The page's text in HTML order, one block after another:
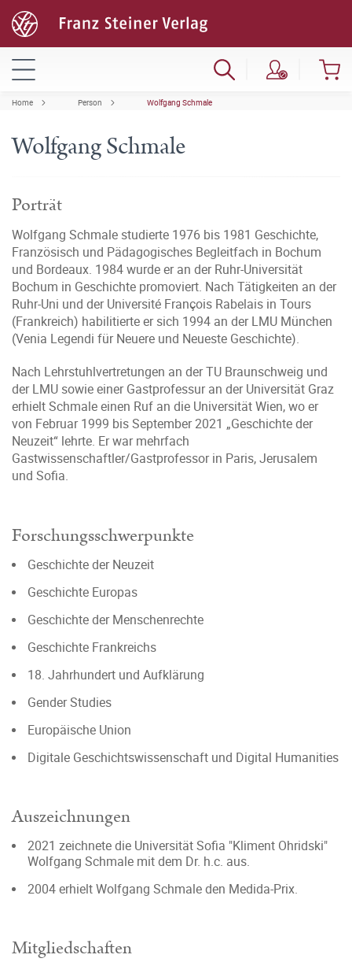
Home Person Wolfgang Schmale
Wolfgang Schmale
Porträt
Wolfgang Schmale studierte 1976 bis 1981 Geschichte,
Französisch und Pädagogisches Begleitfach in Bochum
und Bordeaux. 1984 wurde er an der Ruhr-Universität
Bochum in Geschichte promoviert. Nach Tätigkeiten an der
Ruhr-Uni und der Université François Rabelais in Tours
(Frankreich) habilitierte er sich 1994 an der LMU München
(Venia Legendi für Neuere und Neueste Geschichte).
Nach Lehrstuhlvertretungen an der TU Braunschweig und
der LMU sowie einer Gastprofessur an der Universität Graz
erhielt Schmale einen Ruf an die Universität Wien, wo er
von Februar 1999 bis September 2021 „Geschichte der
Neuzeit“ lehrte. Er war mehrfach
Gastwissenschaftler/Gastprofessor in Paris, Jerusalem
und Sofia.
Forschungsschwerpunkte
Geschichte der Neuzeit
Geschichte Europas
Geschichte der Menschenrechte
Geschichte Frankreichs
18. Jahrhundert und Aufklärung
Gender Studies
Europäische Union
Digitale Geschichtswissenschaft und Digital Humanities
Auszeichnungen
2021 zeichnete die Universität Sofia "Kliment Ohridski"
Wolfgang Schmale mit dem Dr. h.c. aus.
2004 erhielt Wolfgang Schmale den Medida-Prix.
Mitgliedschaften